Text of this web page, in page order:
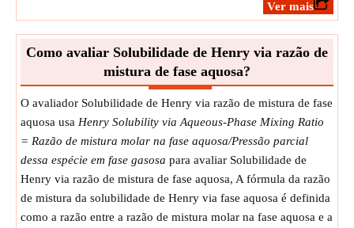
​Ver mais
Como avaliar Solubilidade de Henry via razão de
mistura de fase aquosa?
O avaliador Solubilidade de Henry via razão de mistura de fase
aquosa usa Henry Solubility via Aqueous-Phase Mixing Ratio
= Razão de mistura molar na fase aquosa/Pressão parcial
dessa espécie em fase gasosa para avaliar Solubilidade de
Henry via razão de mistura de fase aquosa, A fórmula da razão
de mistura da solubilidade de Henry via fase aquosa é definida
como a razão entre a razão de mistura molar na fase aquosa e a